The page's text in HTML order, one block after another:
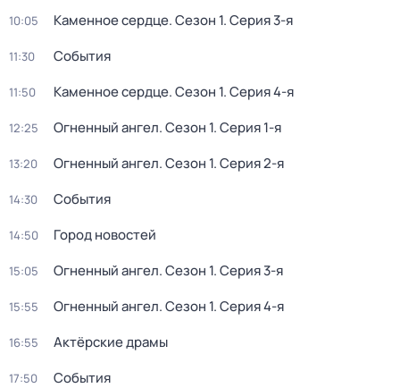
10:05 Каменное сердце. Сезон 1. Серия 3-я
11:30 События
11:50 Каменное сердце. Сезон 1. Серия 4-я
12:25 Огненный ангел. Сезон 1. Серия 1-я
13:20 Огненный ангел. Сезон 1. Серия 2-я
14:30 События
14:50 Город новостей
15:05 Огненный ангел. Сезон 1. Серия 3-я
15:55 Огненный ангел. Сезон 1. Серия 4-я
16:55 Актёрские драмы
17:50 События